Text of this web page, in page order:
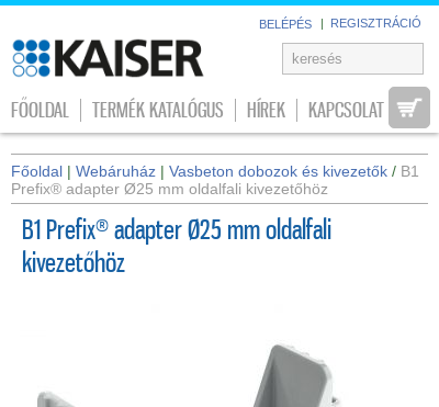
BELÉPÉS | REGISZTRÁCIÓ
FŐOLDAL TERMÉK KATALÓGUS HÍREK KAPCSOLAT
Főoldal | Webáruház | Vasbeton dobozok és kivezetők / B1
Prefix® adapter Ø25 mm oldalfali kivezetőhöz
B1 Prefix® adapter Ø25 mm oldalfali
kivezetőhöz